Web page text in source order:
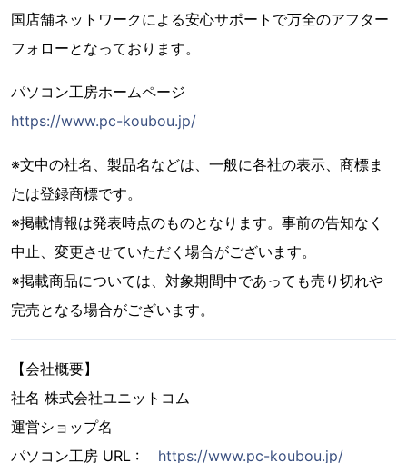
国店舗ネットワークによる安心サポートで万全のアフター
フォローとなっております。
パソコン工房ホームページ
https://www.pc-koubou.jp/
※文中の社名、製品名などは、一般に各社の表示、商標ま
たは登録商標です。
※掲載情報は発表時点のものとなります。事前の告知なく
中止、変更させていただく場合がございます。
※掲載商品については、対象期間中であっても売り切れや
完売となる場合がございます。
【会社概要】
社名 株式会社ユニットコム
運営ショップ名
パソコン工房 URL : https://www.pc-koubou.jp/